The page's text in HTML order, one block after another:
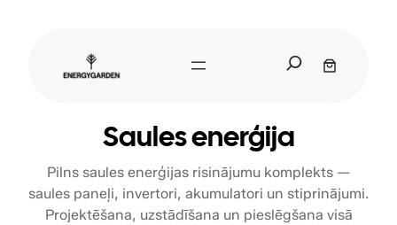
c
Saules enerģija
Pilns saules enerģijas risinājumu komplekts —
saules paneļi, invertori, akumulatori un stiprinājumi.
Projektēšana, uzstādīšana un pieslēgšana visā